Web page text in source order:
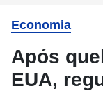
Economia
Após
EUA,